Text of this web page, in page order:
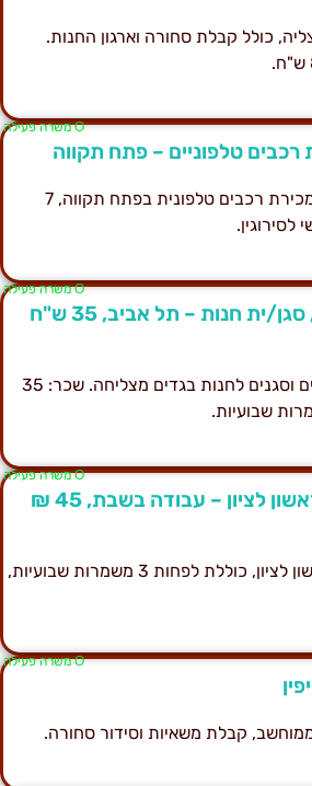
כולל קבלת סחורה וארגון החנות.
Ο משרה פעילה
טלפוניים – פתח תקווה
משרה לנציגי/ות שירות ומכירת רכבים טלפונית בפתח תקווה, 7
Ο משרה פעילה
מוכר/ת, אחמ"ש/ית, סגן/ית חנות – תל אביב, 35 ש"ח
דרושים מוכרנים, אחמ"שים וסגנים לחנות בגדים מצליחה. שכר: 35
Ο משרה פעילה
מוכר/ת ביגוד נשי בראשון לציון – עבודה בשבת, 45 ₪
משרה בחנות בגדים בראשון לציון, כוללת לפחות 3 משמרות שבועיות,
Ο משרה פעילה
קבלת משאיות וסידור סחורה.